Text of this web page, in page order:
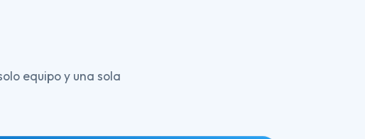
equipo y una sola